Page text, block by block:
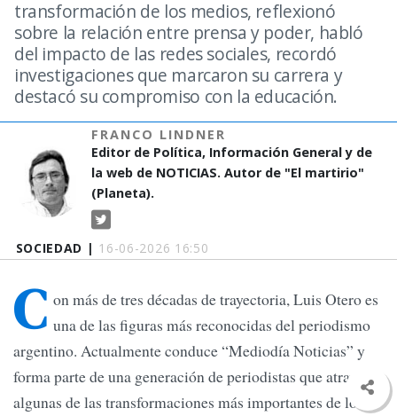
SOCIEDAD | 16-06-2026 16:50
transformación de los medios, reflexionó
sobre la relación entre prensa y poder, habló
del impacto de las redes sociales, recordó
investigaciones que marcaron su carrera y
destacó su compromiso con la educación.
FRANCO LINDNER
Editor de Política, Información General y de
la web de NOTICIAS. Autor de "El martirio"
(Planeta).
C on más de tres décadas de trayectoria, Luis Otero es
una de las figuras más reconocidas del periodismo
argentino. Actualmente conduce “Mediodía Noticias” y
forma parte de una generación de periodistas que atravesó
algunas de las transformaciones más importantes de los